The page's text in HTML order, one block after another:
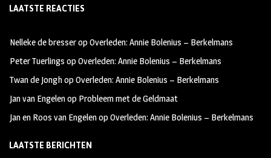
b
oo
k
ag
m
tt
LAATSTE REACTIES
Nelleke de bresseropOverleden: Annie Bolenius – Berkelmans
Peter Tuerlings opOverleden: Annie Bolenius – Berkelmans
Twan de JonghopOverleden: Annie Bolenius – Berkelmans
Jan van Engelenop Probleem met de Geldmaat
Jan en Roos van EngelenopOverleden: Annie Bolenius – Berkelmans
LAATSTE BERICHTEN